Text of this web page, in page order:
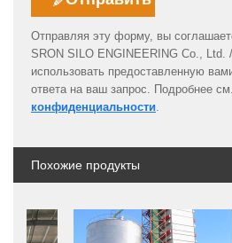
Отправляя эту форму, вы
SRON SILO ENGINEERING Co., Ltd.
использовать предоставленную
ответа на ваш запрос. Подробнее
конфиденциальности.
Похожие продукты